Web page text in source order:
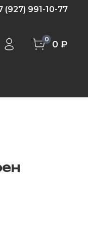
(927) 991-10-77
0 0 ₽